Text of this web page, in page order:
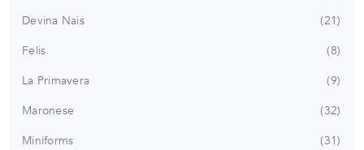
Devina Nais
21
Felis
8
La Primavera
9
Maronese
32
Miniforms
31